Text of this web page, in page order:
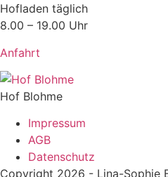
Hofladen täglich
8.00 – 19.00 Uhr
Anfahrt
Hof Blohme
Impressum
AGB
Datenschutz
Copyright 2026 - Lina-Sophie